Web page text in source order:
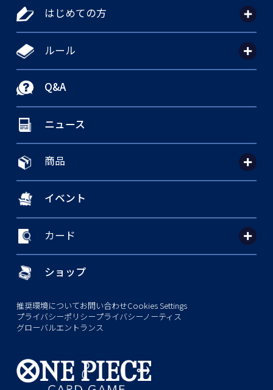
はじめての方
ルール
Q&A
ニュース
商品
イベント
カード
ショップ
推奨環境についてお問い合わせCookies Settings
プライバシーポリシープライバシーノーティス
グローバルエントランス